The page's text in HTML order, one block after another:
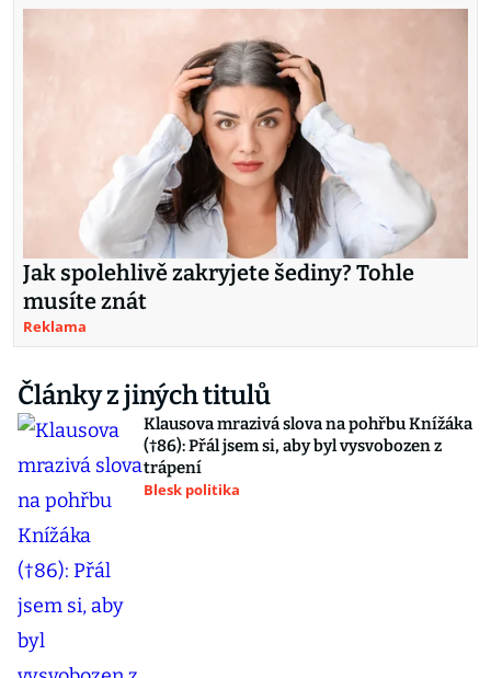
Jak spolehlivě zakryjete šediny? Tohle
musíte znát
Reklama
Články z jiných titulů
Klausova mrazivá slova na pohřbu Knížáka
(†86): Přál jsem si, aby byl vysvobozen z
trápení
Blesk politika